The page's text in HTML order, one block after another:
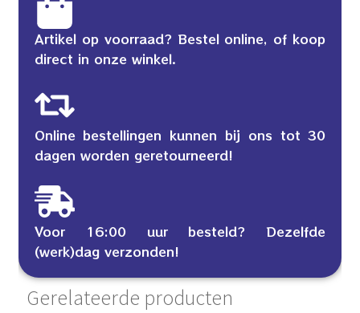
Artikel op voorraad? Bestel online, of koop
direct in onze winkel.
Online bestellingen kunnen bij ons tot 30
dagen worden geretourneerd!
Voor 16:00 uur besteld? Dezelfde
(werk)dag verzonden!
Gerelateerde producten